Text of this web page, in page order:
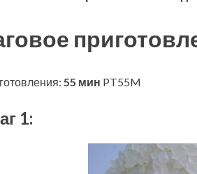
55 мин PT55M
1: